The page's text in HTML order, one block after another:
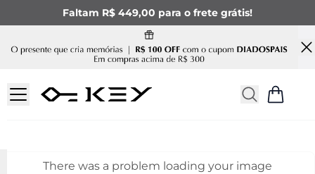
Faltam R$ 449,00 para o frete grátis!
There was a problem loading your image